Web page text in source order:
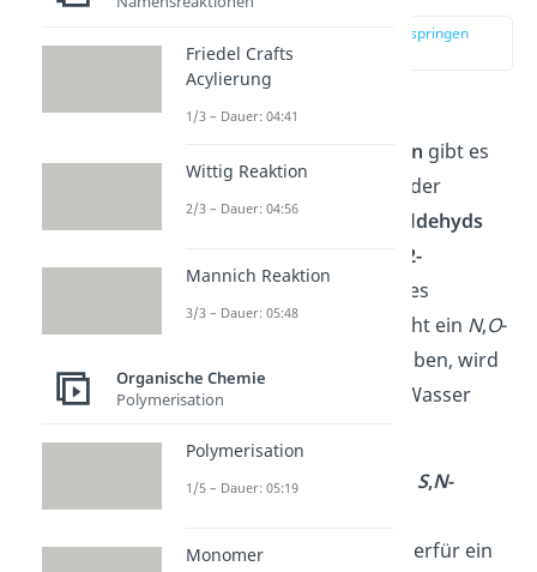
zur Stelle im Video springen
(02:37)
Neben den einfachen
-Acetalen gibt es
auch dieN,O-Acetale
. Bei der
Additionsreaktion eines
Aldehyds
1,2-
Aminoalkoholanstatt eines
einfachen Alkohols entsteht ein N,O-
Acetal. Wie zuvor beschrieben, wird
auch bei dieser Reaktion Wasser
Weiterhin gibt es auch die S,N-
Aminoalkohol musst du hierfür ein
Friedel Crafts
Acylierung
1/3 – Dauer: 04:41
Wittig Reaktion
2/3 – Dauer: 04:56
Mannich Reaktion
3/3 – Dauer: 05:48
Organische Chemie
Polymerisation
Polymerisation
1/5 – Dauer: 05:19
Monomer